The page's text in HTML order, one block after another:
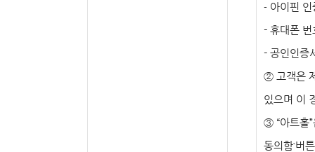
- 아이핀 인
- 휴대폰 번
- 공인인증
② 고객은
있으며 이
③ “아트홀”
동의함`버